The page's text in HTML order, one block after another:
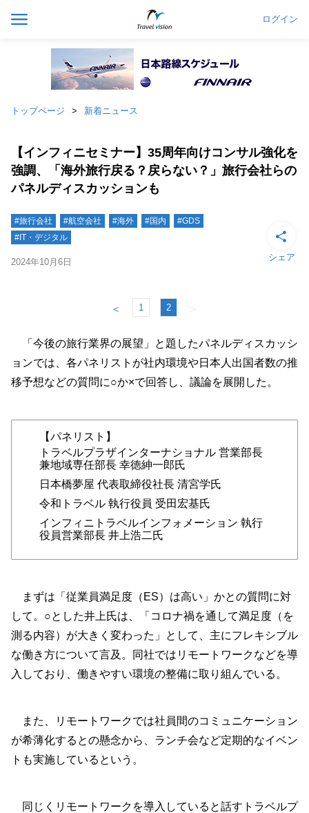
ログイン
トップページ 新着ニュース
【インフィニセミナー】35周年向けコンサル強化を
強調、「海外旅行戻る？戻らない？」旅行会社らの
パネルディスカッションも
#旅行会社 #航空会社 #海外 #国内
#GDS
#IT・デジタル
2024年10月6日 シェア
＜ 1 2 ＞
「今後の旅行業界の展望」と題したパネルディスカッシ
ョンでは、各パネリストが社内環境や日本人出国者数の推
移予想などの質問に○か×で回答し、議論を展開した。
【パネリスト】
トラベルプラザインターナショナル 営業部長
兼地域専任部長 幸徳紳一郎氏
日本橋夢屋 代表取締役社長 清宮学氏
令和トラベル 執行役員 受田宏基氏
インフィニトラベルインフォメーション 執行
役員営業部長 井上浩二氏
まずは「従業員満足度（ES）は高い」かとの質問に対
して。○とした井上氏は、「コロナ禍を通して満足度（を
測る内容）が大きく変わった」として、主にフレキシブル
な働き方について言及。同社ではリモートワークなどを導
入しており、働きやすい環境の整備に取り組んでいる。
また、リモートワークでは社員間のコミュニケーション
が希薄化するとの懸念から、ランチ会など定期的なイベン
トも実施しているという。
同じくリモートワークを導入していると話すトラベルプ